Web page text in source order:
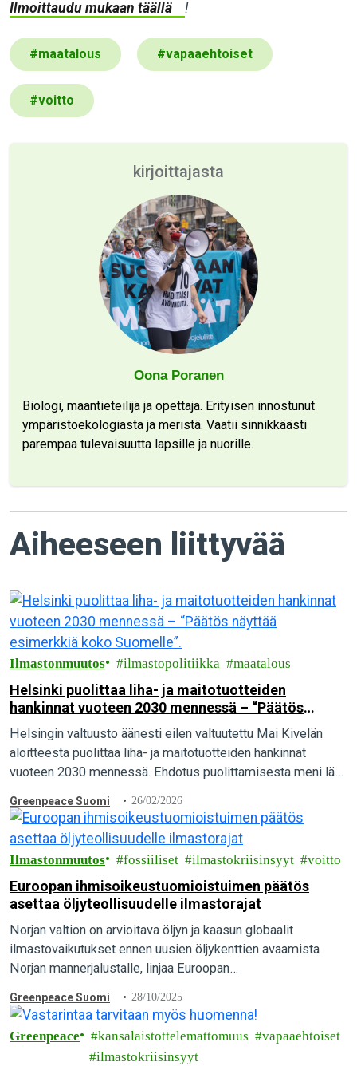
Ilmoittaudu mukaan täällä !
#maatalous #vapaaehtoiset
#voitto
kirjoittajasta
Oona Poranen
Biologi, maantieteilijä ja opettaja. Erityisen innostunut
ympäristöekologiasta ja meristä. Vaatii sinnikkäästi
parempaa tulevaisuutta lapsille ja nuorille.
Aiheeseen liittyvää
Ilmastonmuutos ilmastopolitiikka maatalous
Helsinki puolittaa liha- ja maitotuotteiden
hankinnat vuoteen 2030 mennessä – “Päätös
näyttää esimerkkiä koko Suomelle”.
Helsingin valtuusto äänesti eilen valtuutettu Mai Kivelän
aloitteesta puolittaa liha- ja maitotuotteiden hankinnat
vuoteen 2030 mennessä. Ehdotus puolittamisesta meni läpi
vastaan. Greenpeace pitää päätöstä merkittävänä askeleena
kohti ilmaston kannalta kestävää ruokailua.
Greenpeace Suomi 26/02/2026
Ilmastonmuutos fossiiliset ilmastokriisinsyyt voitto
Euroopan ihmisoikeustuomioistuimen päätös
asettaa öljyteollisuudelle ilmastorajat
Norjan valtion on arvioitava öljyn ja kaasun globaalit
ilmastovaikutukset ennen uusien öljykenttien avaamista
Norjan mannerjalustalle, linjaa Euroopan
ihmisoikeussopimuksesta johtuvia velvoitteitaan. Tuomio
luo uusia oikeudellisia velvoitteita,…
Greenpeace Suomi 28/10/2025
Greenpeace kansalaistottelemattomuus
vapaaehtoiset
ilmastokriisinsyyt